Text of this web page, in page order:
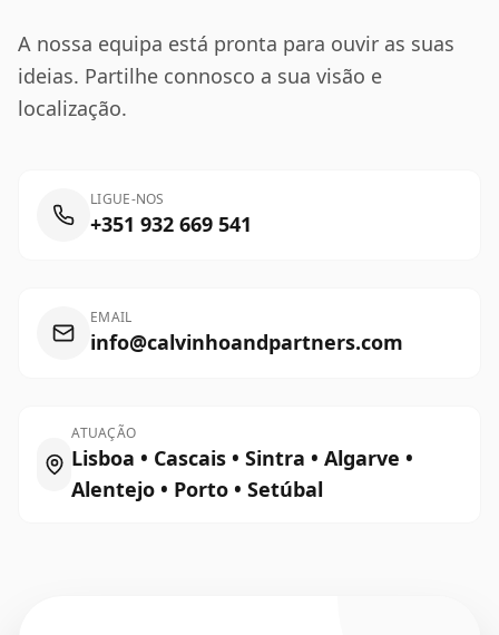
A nossa equipa está pronta para ouvir as suas
ideias. Partilhe connosco a sua visão e
localização.
LIGUE-NOS
+351 932 669 541
EMAIL
info@calvinhoandpartners.com
ATUAÇÃO
Lisboa • Cascais • Sintra • Algarve •
Alentejo • Porto • Setúbal